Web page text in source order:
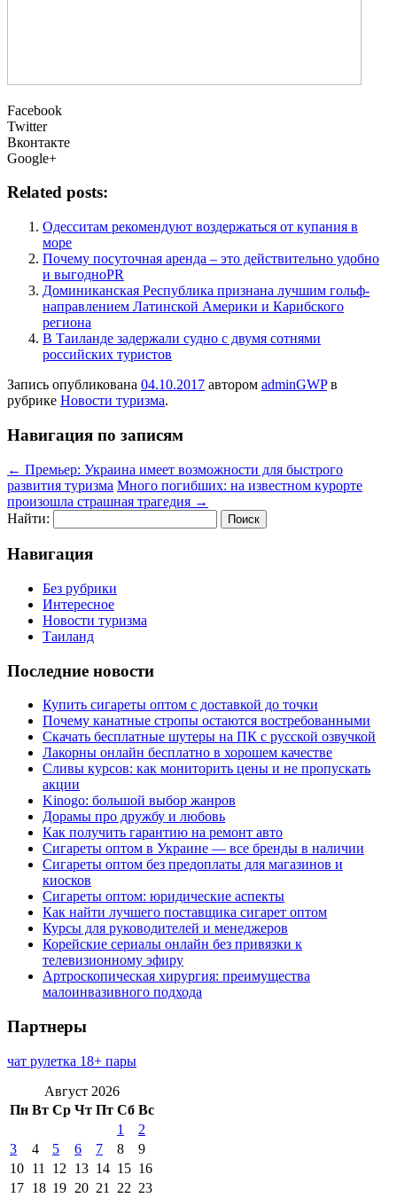
Facebook
Twitter
Вконтакте
Google+
Related posts:
Одесситам рекомендуют воздержаться от купания в
море
Почему посуточная аренда – это действительно удобно
и выгодноPR
Доминиканская Республика признана лучшим гольф-
направлением Латинской Америки и Карибского
региона
В Таиланде задержали судно с двумя сотнями
российских туристов
Запись опубликована 04.10.2017 автором adminGWPв
рубрике Новости туризма.
Навигация по записям
← Премьер: Украина имеет возможности для быстрого
развития туризма Много погибших: на известном курорте
произошла страшная трагедия →
Найти:
Навигация
Без рубрики
Интересное
Новости туризма
Таиланд
Последние новости
Купить сигареты оптом с доставкой до точки
Почему канатные стропы остаются востребованными
Скачать бесплатные шутеры на ПК с русской озвучкой
Лакорны онлайн бесплатно в хорошем качестве
Сливы курсов: как мониторить цены и не пропускать
акции
Kinogo: большой выбор жанров
Дорамы про дружбу и любовь
Как получить гарантию на ремонт авто
Сигареты оптом в Украине — все бренды в наличии
Сигареты оптом без предоплаты для магазинов и
киосков
Сигареты оптом: юридические аспекты
Как найти лучшего поставщика сигарет оптом
Курсы для руководителей и менеджеров
Корейские сериалы онлайн без привязки к
телевизионному эфиру
Артроскопическая хирургия: преимущества
малоинвазивного подхода
Партнеры
чат рулетка 18+ пары
Август 2026
Пн Вт Ср Чт Пт Сб Вс
1
2
3
4 5 6 7 8
9
10 11 12 13 14 15 16
17 18 19 20 21 22 23